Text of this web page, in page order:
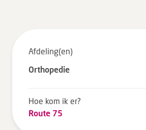
Tarieven en vergoeding
Uw ervaring telt
Wachttijden
Afdeling(en)
Orthopedie
Hoe kom ik er?
Route 75